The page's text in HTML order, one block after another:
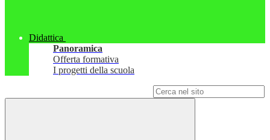
Didattica
Panoramica
Offerta formativa
I progetti della scuola